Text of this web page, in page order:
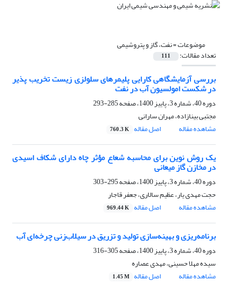
موضوعات =نفت، گاز و پتروشیمی
تعداد مقالات: 111
بررسی آزمایشگاهی کارایی پلیمرهای سلولزی زیست تخریب پذیر
در شکست امولسیون آب در نفت
دوره 40، شماره 3، پاییز 1400، صفحه
285-293
مجتبی بینازاده، مهران سارانی
مشاهده مقاله
اصل مقاله 760.3 K
یک روش نوین برای محاسبه شعاع مؤثر چاه دارای شکاف اسیدی
در مخازن گاز میعانی
دوره 40، شماره 3، پاییز 1400، صفحه
295-303
حجت مهدی یار، عظیم سالاری، جعفر قاجار
مشاهده مقاله
اصل مقاله 969.44 K
برنامه‌ریزی و بهینه‌سازی تولید و تزریق در سیلاب‌زنی چرخه‌ای آب
دوره 40، شماره 3، پاییز 1400، صفحه
305-316
سیده مهلا حسینی، مهدی عصاره
مشاهده مقاله
اصل مقاله 1.45 M